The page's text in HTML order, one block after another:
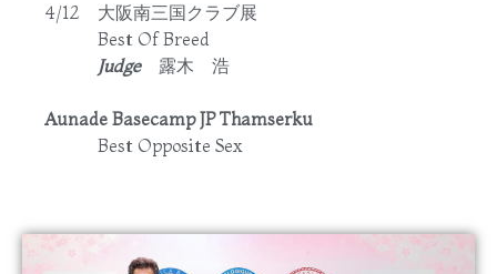
4/12 大阪南三国クラブ展
Best Of Breed
Judge 露木 浩
Aunade Basecamp JP Thamserku
Best Opposite Sex